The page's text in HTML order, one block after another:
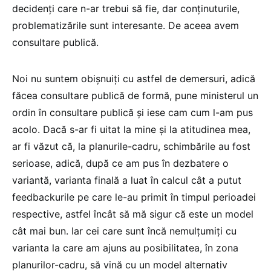
decidenți care n-ar trebui să fie, dar conținuturile,
problematizările sunt interesante. De aceea avem
consultare publică.
Noi nu suntem obișnuiți cu astfel de demersuri, adică
făcea consultare publică de formă, pune ministerul un
ordin în consultare publică și iese cam cum l-am pus
acolo. Dacă s-ar fi uitat la mine și la atitudinea mea,
ar fi văzut că, la planurile-cadru, schimbările au fost
serioase, adică, după ce am pus în dezbatere o
variantă, varianta finală a luat în calcul cât a putut
feedbackurile pe care le-au primit în timpul perioadei
respective, astfel încât să mă sigur că este un model
cât mai bun. Iar cei care sunt încă nemulțumiți cu
varianta la care am ajuns au posibilitatea, în zona
planurilor-cadru, să vină cu un model alternativ